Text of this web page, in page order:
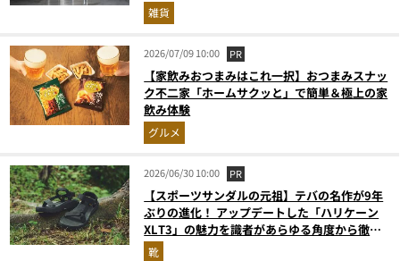
雑貨
2026/07/09 10:00 PR
【家飲みおつまみはこれ一択】おつまみスナッ
ク不二家「ホームサクッと」で簡単＆極上の家
飲み体験
グルメ
2026/06/30 10:00 PR
【スポーツサンダルの元祖】テバの名作が9年
ぶりの進化！ アップデートした「ハリケーン
XLT3」の魅力を識者があらゆる角度から徹底
解説！
靴